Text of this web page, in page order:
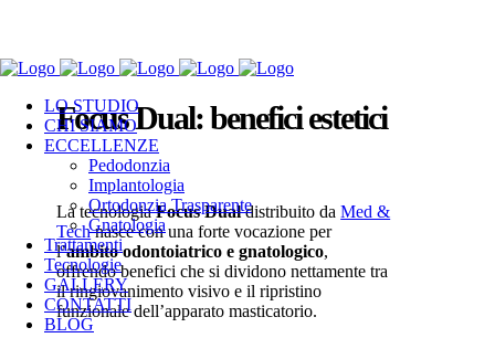
039 957858
LO STUDIO
CHI SIAMO
ECCELLENZE
Pedodonzia
Implantologia
Ortodonzia Trasparente
Gnatologia
Trattamenti
Tecnologie
GALLERY
CONTATTI
BLOG
Focus Dual: benefici estetici
La tecnologiaFocus Dualdistribuito daMed &
Technasce con una forte vocazione per
l’ambito odontoiatrico e gnatologico,
offrendo benefici che si dividono nettamente tra
il ringiovanimento visivo e il ripristino
funzionale dell’apparato masticatorio.